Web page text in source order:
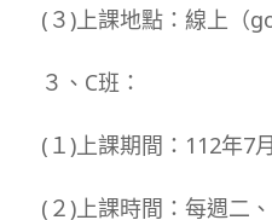
(３)上課地點：線上（
３、C班：
(１)上課期間：112年7
(２)上課時間：每週二